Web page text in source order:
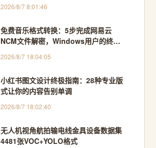
2026/8/7 8:01:46
免费音乐格式转换：5步完成网易云
NCM文件解密，Windows用户的终极
2026/8/7 18:04:05
小红书图文设计终极指南：28种专业版
式让你的内容告别单调
2026/8/7 18:02:40
无人机视角航拍输电线金具设备数据集
4481张VOC+YOLO格式